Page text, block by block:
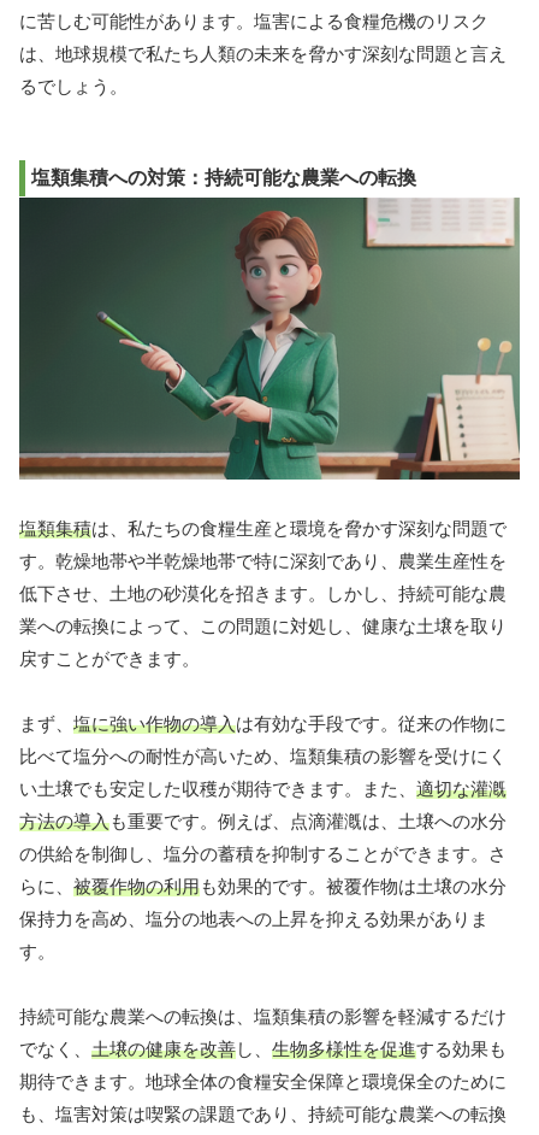
に苦しむ可能性があります。塩害による食糧危機のリスク
は、地球規模で私たち人類の未来を脅かす深刻な問題と言え
るでしょう。
塩類集積への対策：持続可能な農業への転換
塩類集積は、私たちの食糧生産と環境を脅かす深刻な問題で
す。乾燥地帯や半乾燥地帯で特に深刻であり、農業生産性を
低下させ、土地の砂漠化を招きます。しかし、持続可能な農
業への転換によって、この問題に対処し、健康な土壌を取り
戻すことができます。
まず、 塩に強い作物の導入は有効な手段です。従来の作物に
比べて塩分への耐性が高いため、塩類集積の影響を受けにく
い土壌でも安定した収穫が期待できます。また、 適切な灌漑
方法の導入も重要です。例えば、点滴灌漑は、土壌への水分
の供給を制御し、塩分の蓄積を抑制することができます。さ
らに、 被覆作物の利用も効果的です。被覆作物は土壌の水分
保持力を高め、塩分の地表への上昇を抑える効果がありま
す。
持続可能な農業への転換は、塩類集積の影響を軽減するだけ
でなく、 土壌の健康を改善し、 生物多様性を促進する効果も
期待できます。地球全体の食糧安全保障と環境保全のために
も、塩害対策は喫緊の課題であり、持続可能な農業への転換